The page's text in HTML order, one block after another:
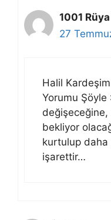
1001
27
Halil Kardeşim
Yorumu Şöyle
bekliyor
kurtulup daha
işarettir…